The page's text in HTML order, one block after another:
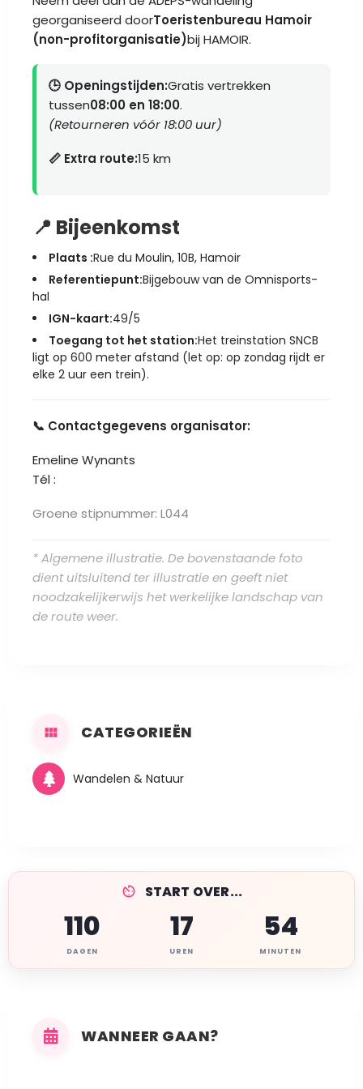
georganiseerd doorToeristenbureau Hamoir
(non-profitorganisatie)bij HAMOIR.
🕒 Openingstijden:Gratis vertrekken
tussen08:00 en 18:00.
(Retourneren vóór 18:00 uur)
📏 Extra route:15 km
📍 Bijeenkomst
Plaats :Rue du Moulin, 10B, Hamoir
Referentiepunt:Bijgebouw van de Omnisports-
hal
IGN-kaart:49/5
Toegang tot het station:Het treinstation SNCB
ligt op 600 meter afstand (let op: op zondag rijdt er
elke 2 uur een trein).
📞 Contactgegevens organisator:
Emeline Wynants
Tél :
Groene stipnummer: L044
* Algemene illustratie. De bovenstaande foto
dient uitsluitend ter illustratie en geeft niet
noodzakelijkerwijs het werkelijke landschap van
de route weer.
CATEGORIEËN
Wandelen & Natuur
START OVER...
110
DAGEN
17
UREN
54
MINUTEN
WANNEER GAAN?